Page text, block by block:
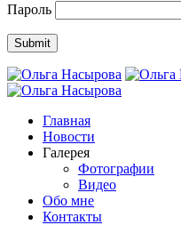
Пароль
Главная
Новости
Галерея
Фотографии
Видео
Обо мне
Контакты